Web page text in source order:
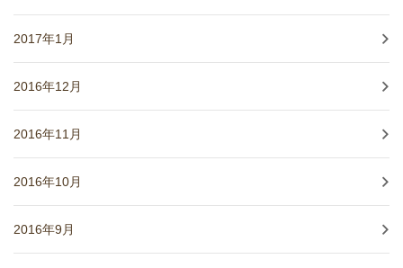
2017年1月
2016年12月
2016年11月
2016年10月
2016年9月